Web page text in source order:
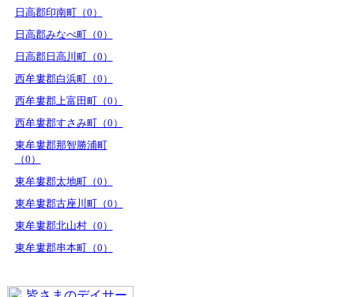
日高郡印南町（0）
日高郡みなべ町（0）
日高郡日高川町（0）
西牟婁郡白浜町（0）
西牟婁郡上富田町（0）
西牟婁郡すさみ町（0）
東牟婁郡那智勝浦町
（0）
東牟婁郡太地町（0）
東牟婁郡古座川町（0）
東牟婁郡北山村（0）
東牟婁郡串本町（0）